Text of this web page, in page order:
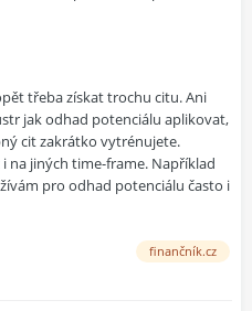
třeba získat trochu citu. Ani
jak odhad potenciálu aplikovat,
cit zakrátko vytrénujete.
na jiných time-frame. Například
pro odhad potenciálu často i
finančník.cz